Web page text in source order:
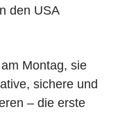
den USA
Montag, sie
sichere und
– die erste